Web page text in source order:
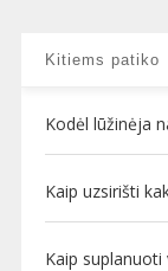
Kitiems patiko
Kodėl lūžinėja
Kaip uzsirišti
Kaip